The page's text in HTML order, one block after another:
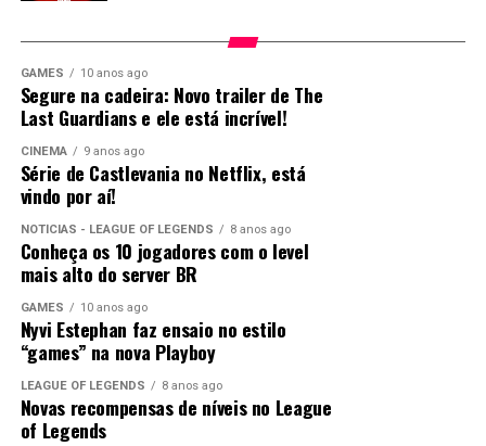
GAMES 10 anos ago
Segure na cadeira: Novo trailer de The
Last Guardians e ele está incrível!
CINEMA 9 anos ago
Série de Castlevania no Netflix, está
vindo por aí!
NOTÍCIAS - LEAGUE OF LEGENDS 8 anos ago
Conheça os 10 jogadores com o level
mais alto do server BR
GAMES 10 anos ago
Nyvi Estephan faz ensaio no estilo
“games” na nova Playboy
LEAGUE OF LEGENDS 8 anos ago
Novas recompensas de níveis no League
of Legends